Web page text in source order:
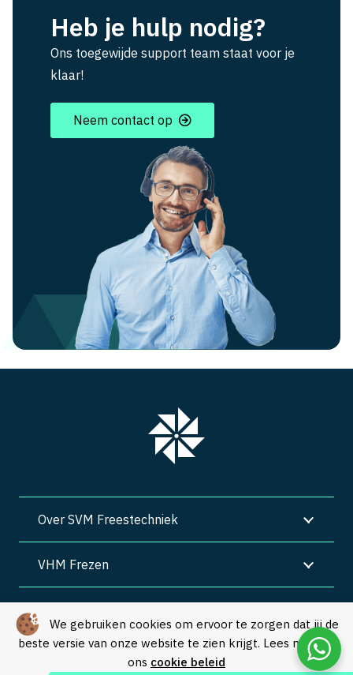
We gebruiken cookies om ervoor te zorgen dat jij de
beste versie van onze website te zien krijgt. Lees meer in
ons cookie beleid
Heb je hulp nodig?
Ons toegewijde support team staat voor je
klaar!
Neem contact op
Over SVM Freestechniek
VHM Frezen
Algemene voorwaarden | Privacy